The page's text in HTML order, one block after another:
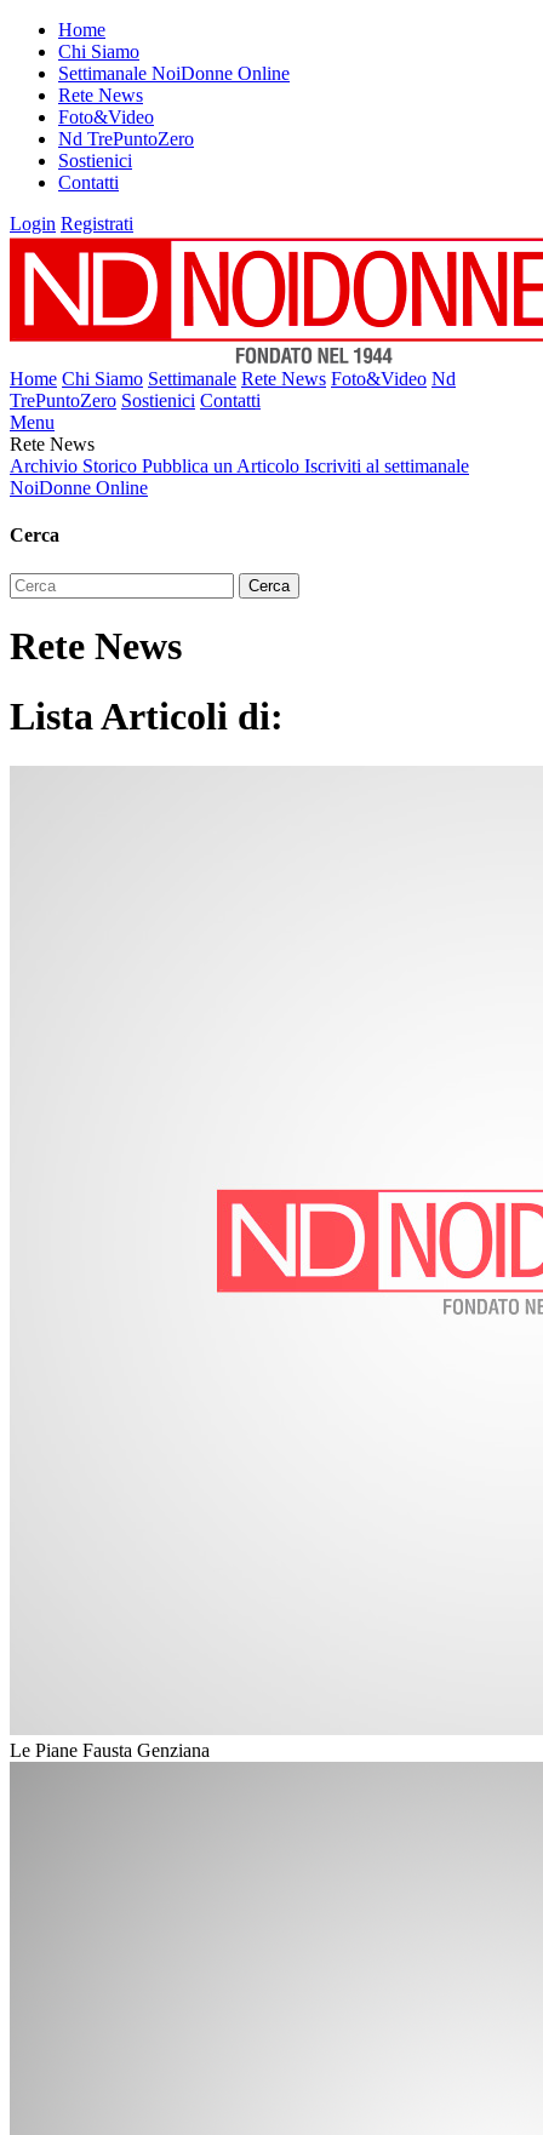
Home
Chi Siamo
Settimanale NoiDonne Online
Rete News
Foto&Video
Nd TrePuntoZero
Sostienici
Contatti
Login Registrati
Home Chi Siamo Settimanale Rete News Foto&Video Nd
TrePuntoZero Sostienici Contatti
Menu
Rete News
Archivio Storico Pubblica un Articolo Iscriviti al settimanale
NoiDonne Online
Cerca
Rete News
Lista Articoli di:
Le Piane Fausta Genziana